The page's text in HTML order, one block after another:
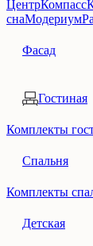
ЦентрКомпасс
снаМодериум
Фасад
Гостиная
Комплекты
Спальня
Комплекты
Детская